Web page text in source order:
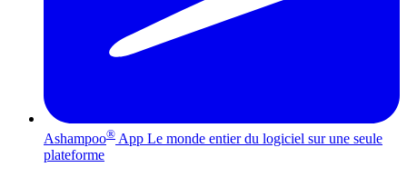
Ashampoo® App Le monde entier du logiciel sur une seule
plateforme